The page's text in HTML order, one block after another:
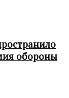
обороны